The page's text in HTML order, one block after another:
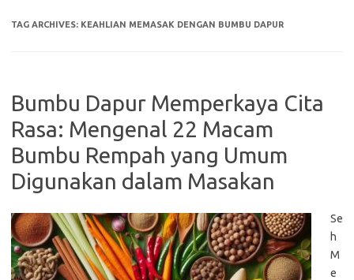
TAG ARCHIVES: KEAHLIAN MEMASAK DENGAN BUMBU DAPUR
Bumbu Dapur Memperkaya Cita
Rasa: Mengenal 22 Macam
Bumbu Rempah yang Umum
Digunakan dalam Masakan
Se
h
M
e